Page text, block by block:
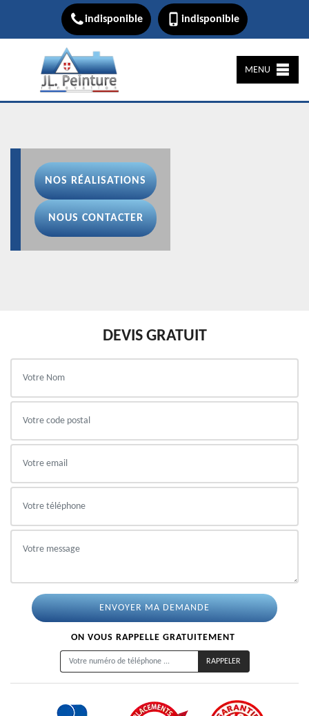
indisponible indisponible
MENU
NOS RÉALISATIONS
NOUS CONTACTER
DEVIS GRATUIT
ON VOUS RAPPELLE GRATUITEMENT